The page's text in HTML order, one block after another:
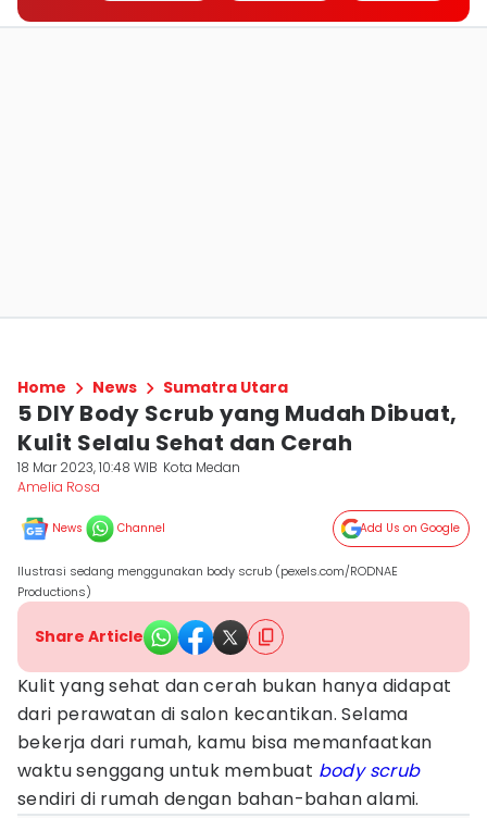
Home News Sumatra Utara
5 DIY Body Scrub yang Mudah Dibuat,
Kulit Selalu Sehat dan Cerah
18 Mar 2023, 10:48 WIB Kota Medan
Amelia Rosa
News Channel Add Us on Google
Ilustrasi sedang menggunakan body scrub (pexels.com/RODNAE
Productions)
Share Article
Kulit yang sehat dan cerah bukan hanya didapat
dari perawatan di salon kecantikan. Selama
bekerja dari rumah, kamu bisa memanfaatkan
waktu senggang untuk membuat body scrub
sendiri di rumah dengan bahan-bahan alami.